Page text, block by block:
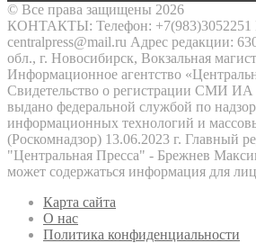
© Все права защищены 2026
КОНТАКТЫ: Телефон: +7(983)3052251
centralpress@mail.ru Адрес редакции:
обл., г. Новосибирск, Вокзальная
Информационное агентство
Свидетельство о регистрации СМИ
выдано федеральной службой по
информационных технологий и
(Роскомнадзор) 13.06.2023 г. Главный
"Центральная Пресса" - Брежнев
может содержаться информация для
Карта сайта
О нас
Политика конфиденциальности